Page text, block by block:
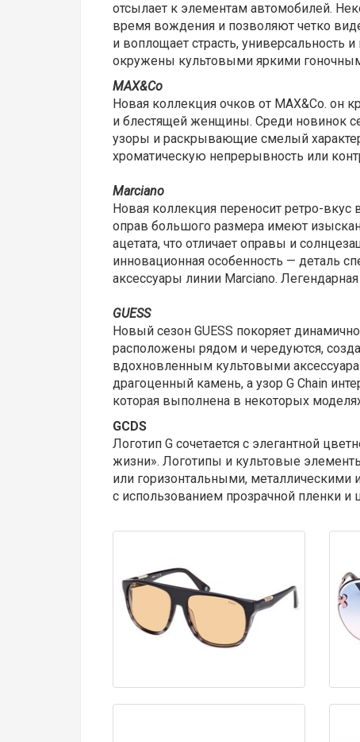
отсылает к элементам автомобилей.
время вождения и позволяют четко
и воплощает страсть,
окружены культовыми яркими
MAX&Co
Новая коллекция очков от MAX&Co. он
и блестящей женщины. Среди новинок
узоры и раскрывающие смелый
хроматическую непрерывность или
Marciano
Новая коллекция переносит ретро-
оправ большого размера имеют
ацетата, что отличает оправы и
инновационная особенность — деталь
аксессуары линии Marciano.
GUESS
Новый сезон GUESS покоряет
расположены рядом и чередуются,
вдохновленным культовыми
драгоценный камень, а узор G Chain
которая выполнена в некоторых
GCDS
Логотип G сочетается с элегантной
жизни». Логотипы и культовые
или горизонтальными,
с использованием прозрачной пленки и